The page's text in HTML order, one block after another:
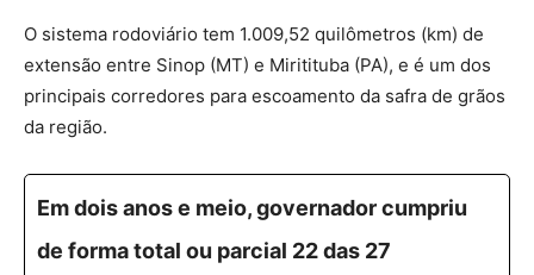
O sistema rodoviário tem 1.009,52 quilômetros (km) de
extensão entre Sinop (MT) e Miritituba (PA), e é um dos
principais corredores para escoamento da safra de grãos
da região.
Em dois anos e meio, governador cumpriu
de forma total ou parcial 22 das 27